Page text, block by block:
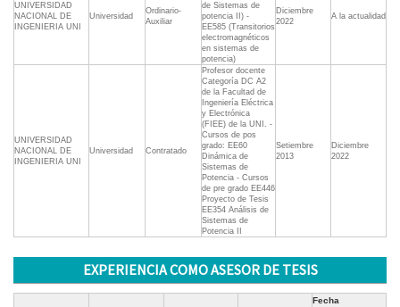
UNIVERSIDAD
NACIONAL DE
INGENIERIA UNI
Universidad
Ordinario-
Auxiliar
de Sistemas de
potencia II) -
EE585 (Transitorios
electromagnéticos
en sistemas de
potencia)
Diciembre
2022
A la actualidad
UNIVERSIDAD
NACIONAL DE
INGENIERIA UNI
Universidad Contratado
Profesor docente
Categoría DC A2
de la Facultad de
Ingeniería Eléctrica
y Electrónica
(FIEE) de la UNI. -
Cursos de pos
grado: EE60
Dinámica de
Sistemas de
Potencia - Cursos
de pre grado EE446
Proyecto de Tesis
EE354 Análisis de
Sistemas de
Potencia II
Setiembre
2013
Diciembre
2022
EXPERIENCIA COMO ASESOR DE TESIS
Fecha